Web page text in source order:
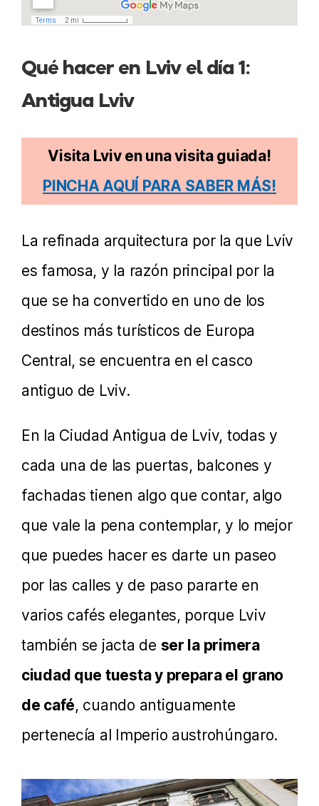
Qué hacer en Lviv el día 1:
Antigua Lviv
Visita Lviv en una visita guiada!
PINCHA AQUÍ PARA SABER MÁS!
La refinada arquitectura por la que Lviv
es famosa, y la razón principal por la
que se ha convertido en uno de los
destinos más turísticos de Europa
Central, se encuentra en el casco
antiguo de Lviv.
En la Ciudad Antigua de Lviv, todas y
cada una de las puertas, balcones y
fachadas tienen algo que contar, algo
que vale la pena contemplar, y lo mejor
que puedes hacer es darte un paseo
por las calles y de paso pararte en
varios cafés elegantes, porque Lviv
también se jacta de ser la primera
ciudad que tuesta y prepara el grano
de café, cuando antiguamente
pertenecía al Imperio austrohúngaro.